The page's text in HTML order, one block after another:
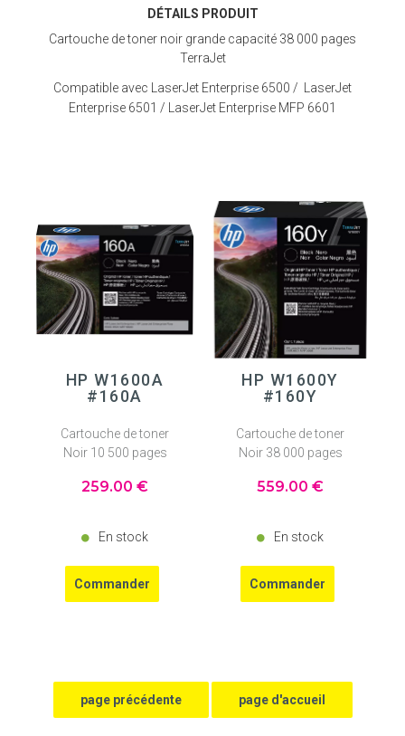
DÉTAILS PRODUIT
Cartouche de toner noir grande capacité 38 000 pages
TerraJet
Compatible avec
LaserJet Enterprise 6500 / LaserJet
Enterprise 6501 / LaserJet Enterprise MFP 6601
HP W1600A
#160A
Cartouche de toner
Noir 10 500 pages
259.00 €
En stock
HP W1600Y
#160Y
Cartouche de toner
Noir 38 000 pages
559.00 €
En stock